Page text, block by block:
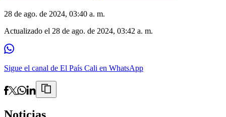
28 de ago. de 2024, 03:40 a. m.
Actualizado el 28 de ago. de 2024, 03:42 a. m.
Sigue el canal de El País Cali en WhatsApp